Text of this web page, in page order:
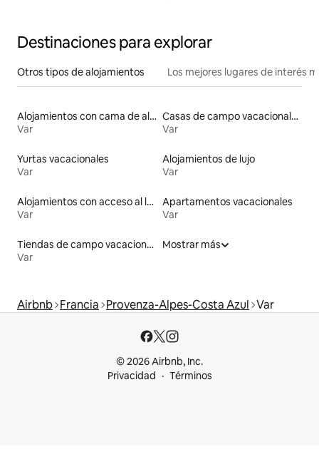
Destinaciones para explorar
Otros tipos de alojamientos Los mejores lugares de interés
Alojamientos con cama de altura accesible
Var
Casas de campo vacacionales
Var
Yurtas vacacionales
Var
Alojamientos de lujo
Var
Alojamientos con acceso al lago
Var
Apartamentos vacacionales
Var
Tiendas de campo vacacionales
Var
Mostrar más
Airbnb Francia Provenza-Alpes-Costa Azul Var
© 2026 Airbnb, Inc.
Privacidad
Términos